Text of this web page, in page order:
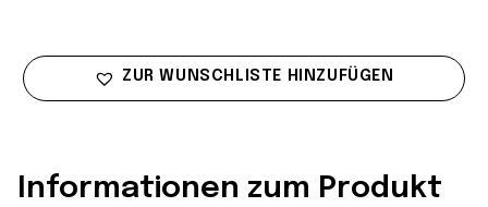
ZUR WUNSCHLISTE HINZUFÜGEN
Informationen zum Produkt